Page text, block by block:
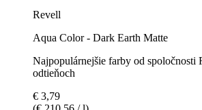
Revell
Aqua Color - Dark Earth Matte
Najpopulárnejšie farby od spoločnosti
odtieňoch
€ 3,79